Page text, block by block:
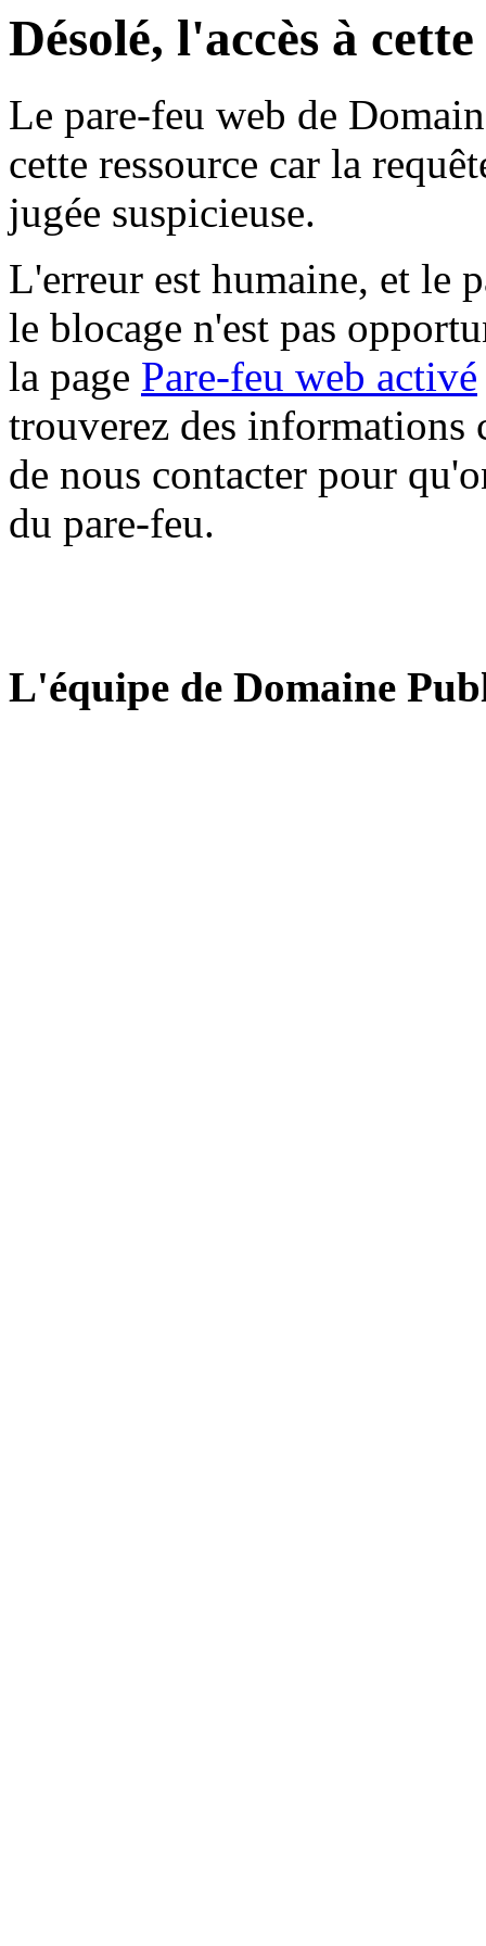
Désolé, l'accès à
Le pare-feu web de
cette ressource car la
jugée suspicieuse.
L'erreur est humaine, et le
le blocage n'est pas
la page Pare-feu web activé
trouverez des informations
de nous contacter pour
du pare-feu.
L'équipe de Domaine